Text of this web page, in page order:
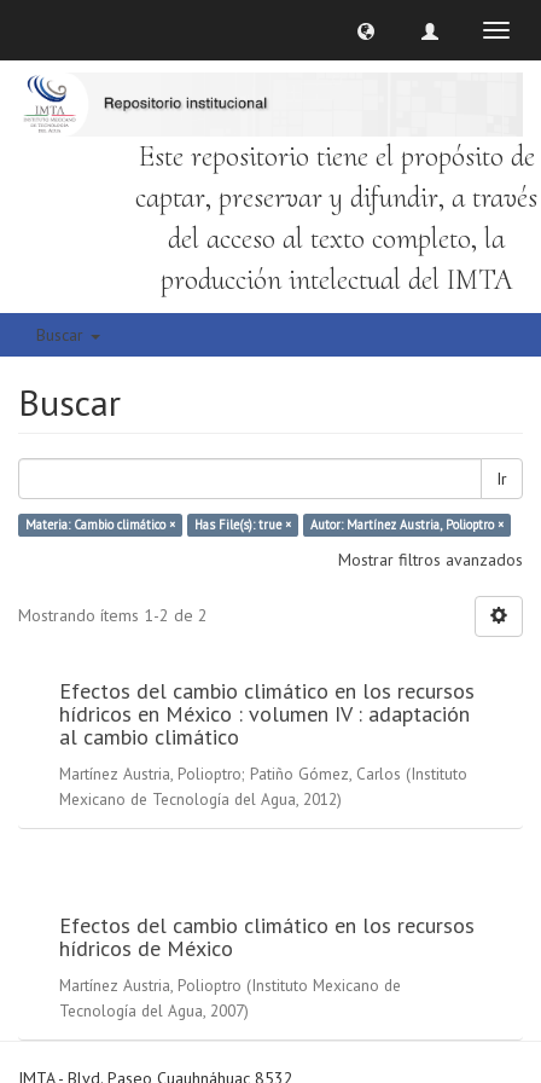
Este repositorio tiene el propósito de
captar, preservar y difundir, a través
del acceso al texto completo, la
producción intelectual del IMTA
Buscar
Buscar
Ir
Materia: Cambio climático × Has File(s): true × Autor: Martínez Austria, Polioptro ×
Mostrar filtros avanzados
Mostrando ítems 1-2 de 2
Efectos del cambio climático en los recursos
hídricos en México : volumen IV : adaptación
al cambio climático
Martínez Austria, Polioptro; Patiño Gómez, Carlos (Instituto
Mexicano de Tecnología del Agua, 2012)
Efectos del cambio climático en los recursos
hídricos de México
Martínez Austria, Polioptro (Instituto Mexicano de
Tecnología del Agua, 2007)
IMTA - Blvd. Paseo Cuauhnáhuac 8532,